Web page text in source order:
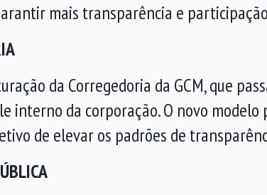
mais transparência e
da Corregedoria da GCM, que
interno da corporação. O novo
de elevar os padrões de